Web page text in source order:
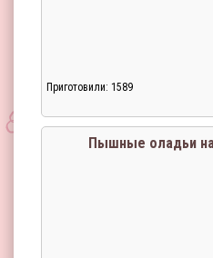
Приготовили: 1589
Пышные оладьи